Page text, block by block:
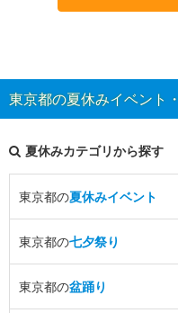
東京都の夏休みイベント
夏休みカテゴリから探す
東京都の夏休みイベント
東京都の七夕祭り
東京都の盆踊り